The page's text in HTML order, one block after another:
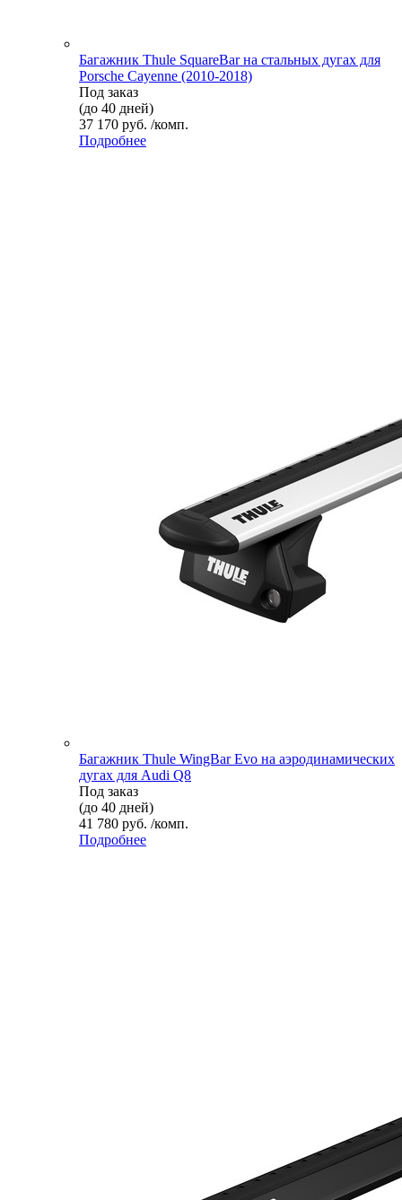
Багажник Thule SquareBar на стальных дугах для
Porsche Cayenne (2010-2018)
Под заказ
(до 40 дней)
37 170 руб. /комп.
Подробнее
Багажник Thule WingBar Evo на аэродинамических
дугах для Audi Q8
Под заказ
(до 40 дней)
41 780 руб. /комп.
Подробнее